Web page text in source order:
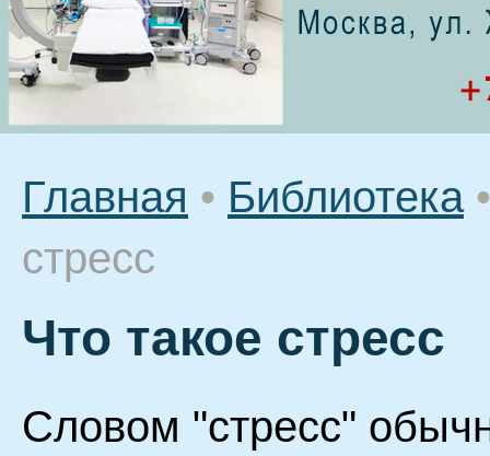
Главная • Библиотека •
стресс
Что такое стресс
Словом "стресс"